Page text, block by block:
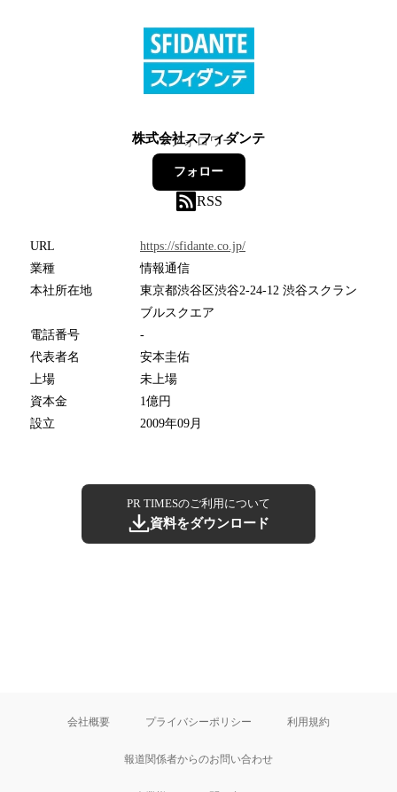
株式会社スフィダンテ
7フォロワー
フォロー
RSS
URL
https://sfidante.co.jp/
業種
情報通信
本社所在地
東京都渋谷区渋谷2-24-12 渋谷スクラン
ブルスクエア
電話番号
-
代表者名
安本圭佑
上場
未上場
資本金
1億円
設立
2009年09月
PR TIMESのご利用について
資料をダウンロード
会社概要 プライバシーポリシー 利用規約
報道関係者からのお問い合わせ